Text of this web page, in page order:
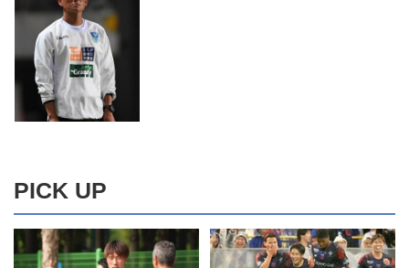
PICK UP